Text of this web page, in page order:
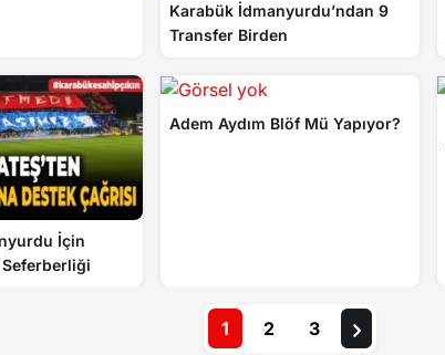
Karabük İdmanyurdu’ndan 9
Transfer Birden
İçin
Adem Aydım Blöf Mü Yapıyor?
1 2 3